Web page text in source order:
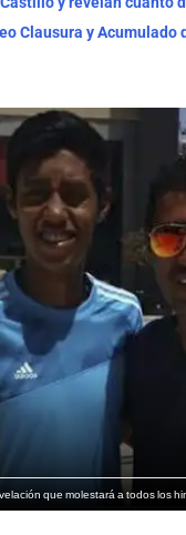
Clausura y Acumulado
que molestará a todos los